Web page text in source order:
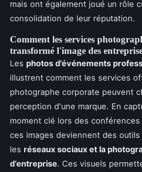
mais ont également joué un rôle
consolidation de leur réputation.
Comment les services
transformé l'image des
Les photos d'événements
illustrent comment les services
photographe corporate peuvent
perception d'une marque. En
moment clé lors des
ces images deviennent des
les réseaux sociaux et la
d’entreprise. Ces visuels